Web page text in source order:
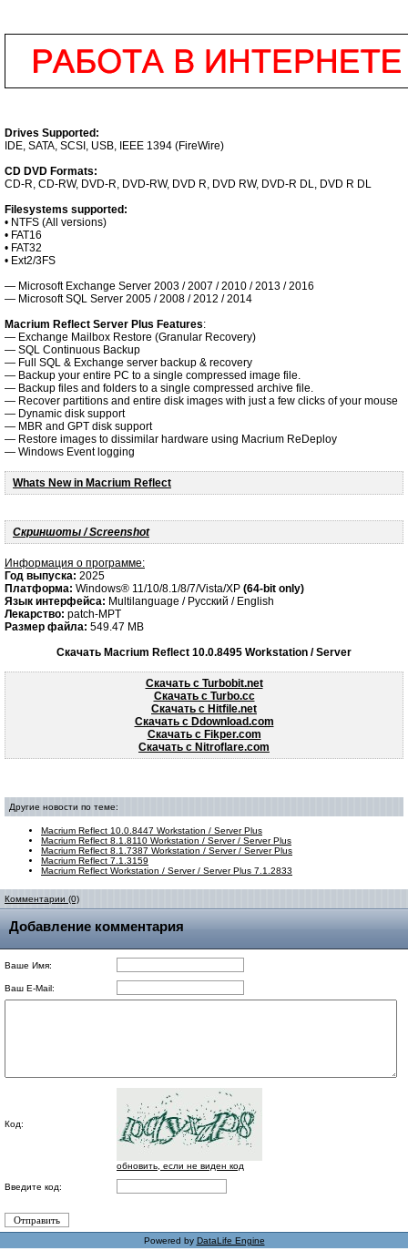
Drives Supported:
IDE, SATA, SCSI, USB, IEEE 1394 (FireWire)
CD DVD Formats:
CD-R, CD-RW, DVD-R, DVD-RW, DVD R, DVD RW, DVD-R DL, DVD R DL
Filesystems supported:
• NTFS (All versions)
• FAT16
• FAT32
• Ext2/3FS
— Microsoft Exchange Server 2003 / 2007 / 2010 / 2013 / 2016
— Microsoft SQL Server 2005 / 2008 / 2012 / 2014
Macrium Reflect Server Plus Features:
— Exchange Mailbox Restore (Granular Recovery)
— SQL Continuous Backup
— Full SQL & Exchange server backup & recovery
— Backup your entire PC to a single compressed image file.
— Backup files and folders to a single compressed archive file.
— Recover partitions and entire disk images with just a few clicks of your mouse
— Dynamic disk support
— MBR and GPT disk support
— Restore images to dissimilar hardware using Macrium ReDeploy
— Windows Event logging
Whats New in Macrium Reflect
Скриншоты / Screenshot
Информация о программе:
Год выпуска: 2025
Платформа: Windows® 11/10/8.1/8/7/Vista/XP (64-bit only)
Язык интерфейса: Multilanguage / Русский / English
Лекарство: patch-MPT
Размер файла: 549.47 MB
Скачать Macrium Reflect 10.0.8495 Workstation / Server
Скачать с Turbobit.net
Скачать с Turbo.cc
Скачать с Hitfile.net
Скачать с Ddownload.com
Скачать с Fikper.com
Скачать с Nitroflare.com
Другие новости по теме:
Macrium Reflect 10.0.8447 Workstation / Server Plus
Macrium Reflect 8.1.8110 Workstation / Server / Server Plus
Macrium Reflect 8.1.7387 Workstation / Server / Server Plus
Macrium Reflect 7.1.3159
Macrium Reflect Workstation / Server / Server Plus 7.1.2833
Комментарии (0)
Добавление комментария
Ваше Имя:
Ваш E-Mail:
Код:
обновить, если не виден код
Введите код:
Powered by DataLife Engine